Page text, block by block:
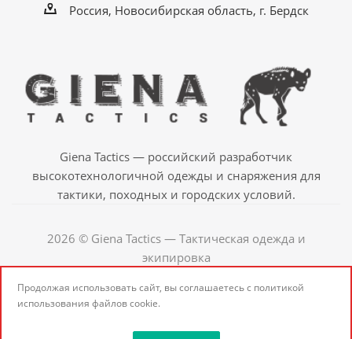
Россия, Новосибирская область, г. Бердск
Giena Tactics — российский разработчик
высокотехнологичной одежды и снаряжения для
тактики, походных и городских условий.
2026 © Giena Tactics — Тактическая одежда и
экипировка
Продолжая использовать сайт, вы соглашаетесь с политикой
использования файлов cookie.